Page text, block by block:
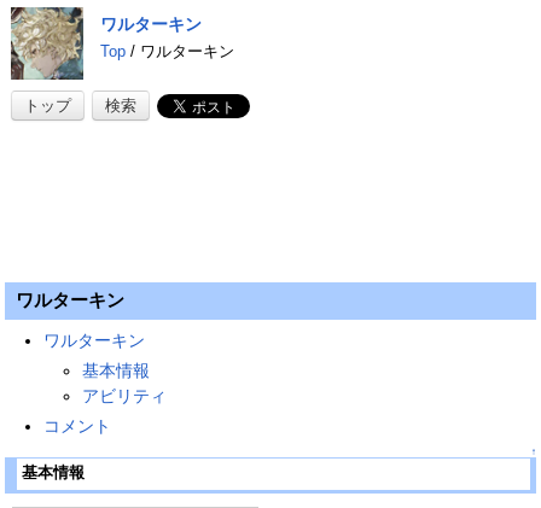
ワルターキン
Top/ ワルターキン
トップ 検索
ワルターキン
ワルターキン
基本情報
アビリティ
コメント
↑
基本情報